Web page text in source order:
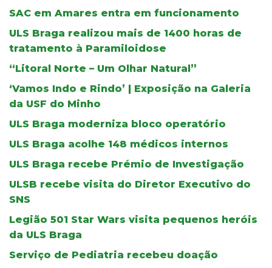
SAC em Amares entra em funcionamento
ULS Braga realizou mais de 1400 horas de
tratamento à Paramiloidose
“Litoral Norte – Um Olhar Natural”
‘Vamos Indo e Rindo’ | Exposição na Galeria
da USF do Minho
ULS Braga moderniza bloco operatório
ULS Braga acolhe 148 médicos internos
ULS Braga recebe Prémio de Investigação
ULSB recebe visita do Diretor Executivo do
SNS
Legião 501 Star Wars visita pequenos heróis
da ULS Braga
Serviço de Pediatria recebeu doação